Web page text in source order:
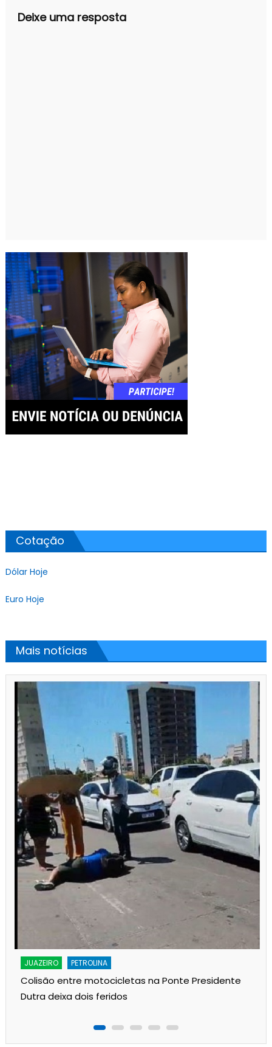
Deixe uma resposta
Cotação
Dólar Hoje
Euro Hoje
Mais notícias
JUAZEIRO PETROLINA
Colisão entre motocicletas na Ponte Presidente
Dutra deixa dois feridos